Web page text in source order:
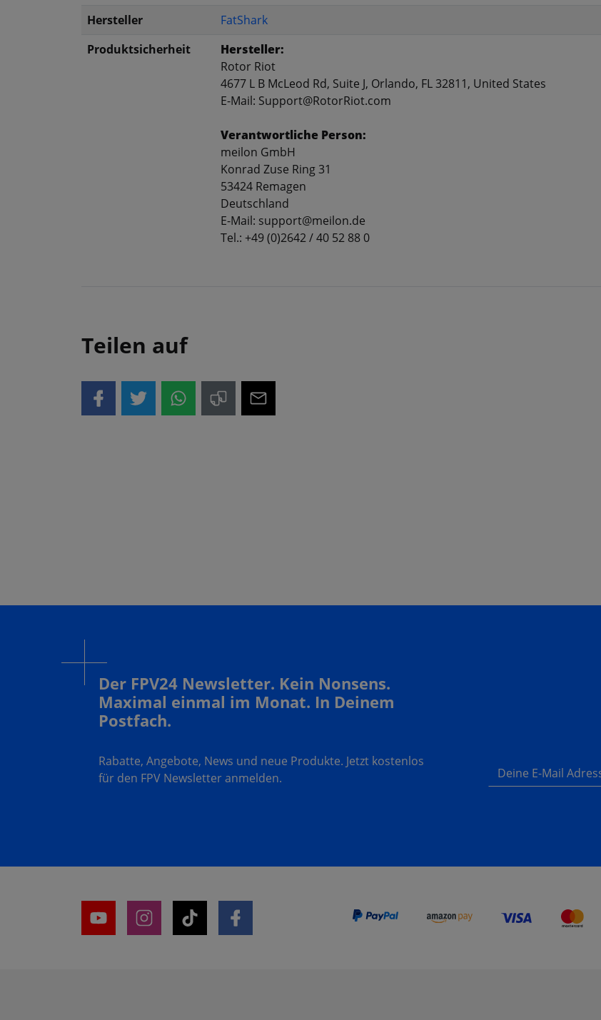
Hersteller
FatShark
Produktsicherheit
Hersteller:
Rotor Riot
4677 L B McLeod Rd, Suite J, Orlando, FL 32811, United States
E-Mail: Support@RotorRiot.com
Verantwortliche Person:
meilon GmbH
Konrad Zuse Ring 31
53424 Remagen
Deutschland
E-Mail: support@meilon.de
Tel.: +49 (0)2642 / 40 52 88 0
Teilen auf
Der FPV24 Newsletter. Kein Nonsens.
Maximal einmal im Monat. In Deinem
Postfach.
Rabatte, Angebote, News und neue Produkte. Jetzt kostenlos
für den FPV Newsletter anmelden.
Deine E-Mail Adresse